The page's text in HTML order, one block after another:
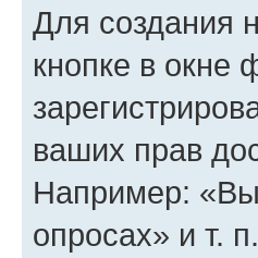
Для создания
кнопке в
ваших прав
Например:
опросах» и т. п.